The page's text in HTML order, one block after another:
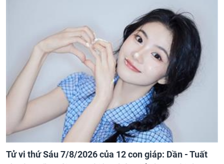
Tử vi thứ Sáu 7/8/2026 của 12 con giáp: Dần - Tuất